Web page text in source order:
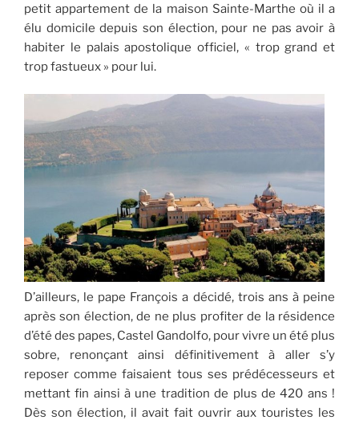
petit appartement de la maison Sainte-Marthe où il a
élu domicile depuis son élection, pour ne pas avoir à
habiter le palais apostolique officiel, « trop grand et
trop fastueux » pour lui.
D’ailleurs, le pape François a décidé, trois ans à peine
après son élection, de ne plus profiter de la résidence
d’été des papes, Castel Gandolfo, pour vivre un été plus
sobre, renonçant ainsi définitivement à aller s’y
reposer comme faisaient tous ses prédécesseurs et
mettant fin ainsi à une tradition de plus de 420 ans !
Dès son élection, il avait fait ouvrir aux touristes les